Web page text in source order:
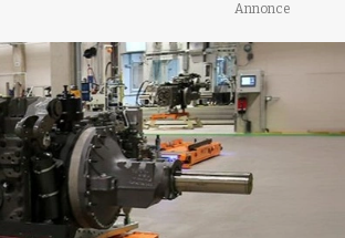
Annonce